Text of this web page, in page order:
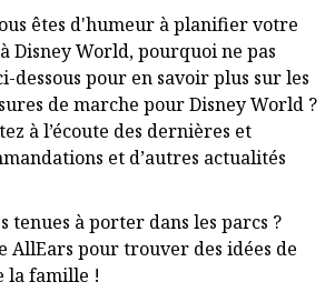
êtes d'humeur à planifier votre
Disney World, pourquoi ne pas
dessous pour en savoir plus sur les
de marche pour Disney World ?
à l’écoute des dernières et
et d’autres actualités
tenues à porter dans les parcs ?
AllEars pour trouver des idées de
la famille !